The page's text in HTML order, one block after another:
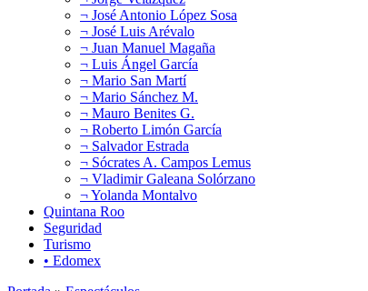
¬ José Antonio López Sosa
¬ José Luis Arévalo
¬ Juan Manuel Magaña
¬ Luis Ángel García
¬ Mario San Martí
¬ Mario Sánchez M.
¬ Mauro Benites G.
¬ Roberto Limón García
¬ Salvador Estrada
¬ Sócrates A. Campos Lemus
¬ Vladimir Galeana Solórzano
¬ Yolanda Montalvo
Quintana Roo
Seguridad
Turismo
• Edomex